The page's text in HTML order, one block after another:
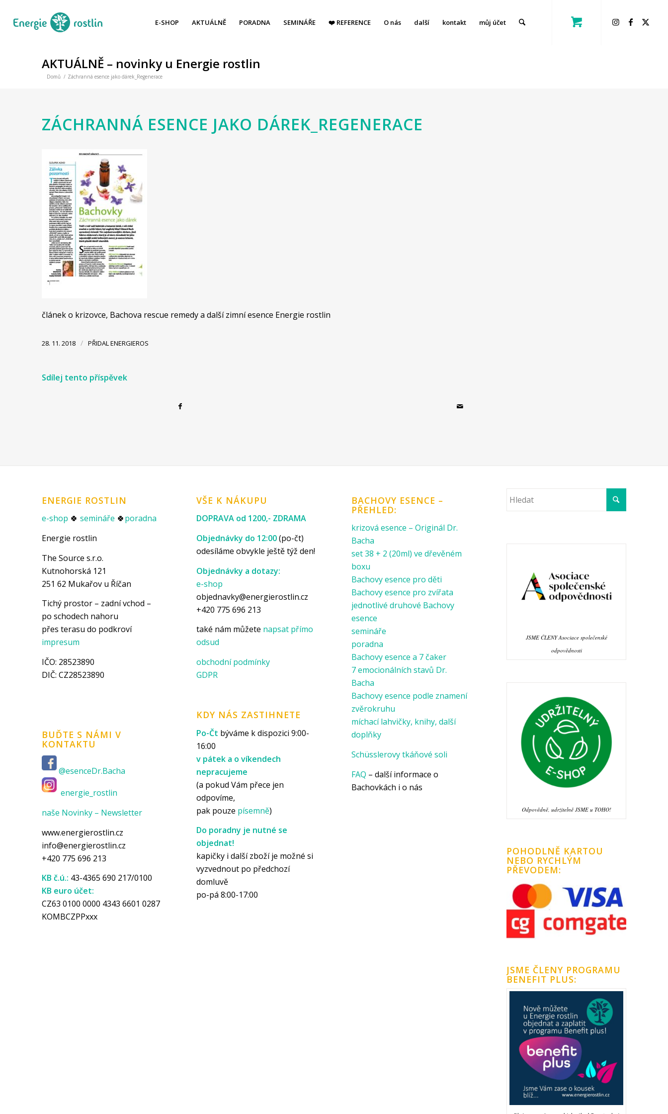
E-SHOP AKTUÁLNĚ PORADNA SEMINÁŘE ❤️ REFERENCE O nás další kontakt můj účet
AKTUÁLNĚ – novinky u Energie rostlin
Domů / Záchranná esence jako dárek_Regenerace
ZÁCHRANNÁ ESENCE JAKO DÁREK_REGENERACE
článek o krizovce, Bachova rescue remedy a další zimní esence Energie rostlin
28. 11. 2018 / PŘIDALENERGIEROS
Sdílej tento příspěvek
ENERGIE ROSTLIN
e-shop 🍀 semináře 🍀poradna
Energie rostlin
The Source s.r.o.
Kutnohorská 121
251 62 Mukařov u Říčan
Tichý prostor – zadní vchod –
po schodech nahoru
přes terasu do podkroví
impresum
IČO: 28523890
DIČ: CZ28523890
BUĎTE S NÁMI V
KONTAKTU
@esenceDr.Bacha
energie_rostlin
naše Novinky – Newsletter
www.energierostlin.cz
info@energierostlin.cz
+420 775 696 213
KB č.ú.: 43-4365 690 217/0100
KB euro účet:
CZ63 0100 0000 4343 6601 0287
KOMBCZPPxxx
VŠE K NÁKUPU
DOPRAVA od 1200,- ZDRAMA
Objednávky do 12:00(po-čt)
odesíláme obvykle ještě týž den!
Objednávky a dotazy:
e-shop
objednavky@energierostlin.cz
+420 775 696 213
také nám můžete napsat přímo
odsud
obchodní podmínky
GDPR
KDY NÁS ZASTIHNETE
Po-Čt býváme k dispozici 9:00-
16:00
v pátek a o víkendech
nepracujeme
(a pokud Vám přece jen
odpovíme,
pak pouze písemně)
Do poradny je nutné se
objednat!
kapičky i další zboží je možné si
vyzvednout po předchozí
domluvě
po-pá 8:00-17:00
BACHOVY ESENCE –
PŘEHLED:
krizová esence – Originál Dr.
Bacha
set 38 + 2 (20ml) ve dřevěném
boxu
Bachovy esence pro děti
Bachovy esence pro zvířata
jednotlivé druhové Bachovy
esence
semináře
poradna
Bachovy esence a 7 čaker
7 emocionálních stavů Dr.
Bacha
Bachovy esence podle znamení
zvěrokruhu
míchací lahvičky, knihy, další
doplňky
Schüsslerovy tkáňové soli
FAQ – další informace o
Bachovkách i o nás
JSME ČLENY Asociace společenské
odpovědnosti
Odpovědně, udržitelně JSME u TOHO!
POHODLNĚ KARTOU
NEBO RYCHLÝM
PŘEVODEM:
JSME ČLENY PROGRAMU
BENEFIT PLUS: